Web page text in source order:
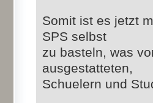
Somit ist es jetzt
SPS selbst
zu basteln, was
ausgestatteten,
Schuelern und